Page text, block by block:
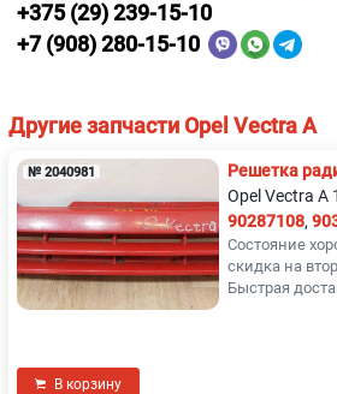
+375 (29) 239-15-10
+7 (908) 280-15-10
Другие запчасти Opel Vectra A
№ 2040981
Решетка
Opel Vectra A
90287108,
Состояние
скидка на
Быстрая
В корзину